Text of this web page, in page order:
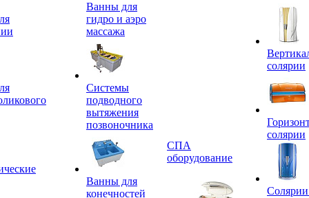
Ванны для
гидро и аэро
массажа
Системы
подводного
вытяжения
позвоночника
Ванны для
конечностей
СПА
оборудование
солярии
солярии